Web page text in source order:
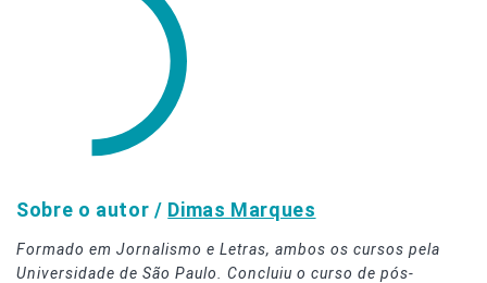
Sobre o autor / Dimas Marques
Formado em Jornalismo e Letras, ambos os cursos pela
Universidade de São Paulo. Concluiu o curso de pós-